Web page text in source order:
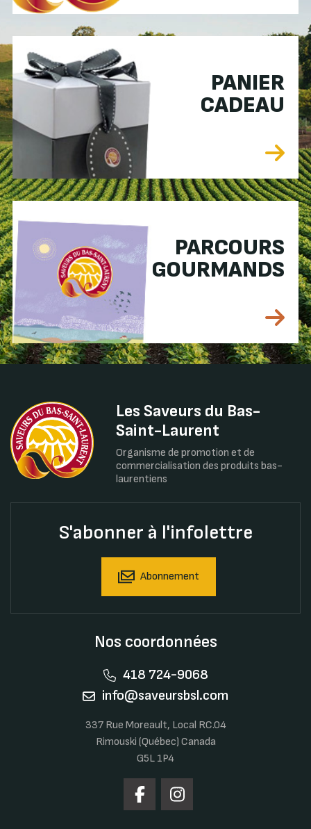
PANIER
CADEAU
PARCOURS
GOURMANDS
Les Saveurs du Bas-
Saint-Laurent
Organisme de promotion et de
commercialisation des produits bas-
laurentiens
S'abonner à l'infolettre
Abonnement
Nos coordonnées
418 724-9068
info@saveursbsl.com
337 Rue Moreault, Local RC.04
Rimouski (Québec) Canada
G5L 1P4